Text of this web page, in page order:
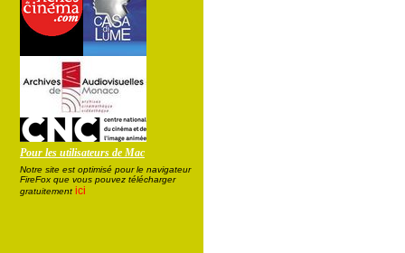
Pour les utilisateurs de Mac
Notre site est optimisé pour le navigateur
FireFox que vous pouvez télécharger
gratuitement ici